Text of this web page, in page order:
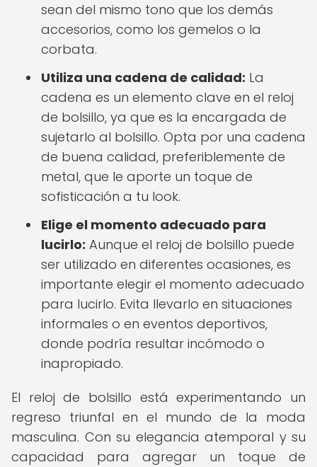
sean del mismo tono que los demás
accesorios, como los gemelos o la
corbata.
Utiliza una cadena de calidad: La
cadena es un elemento clave en el reloj
de bolsillo, ya que es la encargada de
sujetarlo al bolsillo. Opta por una cadena
de buena calidad, preferiblemente de
metal, que le aporte un toque de
sofisticación a tu look.
Elige el momento adecuado para
lucirlo: Aunque el reloj de bolsillo puede
ser utilizado en diferentes ocasiones, es
importante elegir el momento adecuado
para lucirlo. Evita llevarlo en situaciones
informales o en eventos deportivos,
donde podría resultar incómodo o
inapropiado.
El reloj de bolsillo está experimentando un
regreso triunfal en el mundo de la moda
masculina. Con su elegancia atemporal y su
capacidad para agregar un toque de